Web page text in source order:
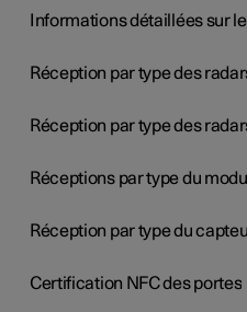
Informations détaillées sur
Réception par type des
Réception par type des
Réception par type du
Certification NFC des portes